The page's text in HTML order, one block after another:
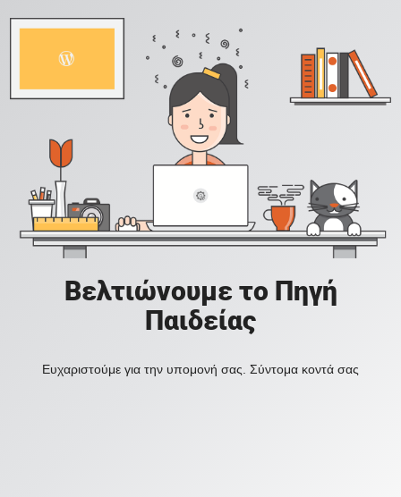
Βελτιώνουμε το Πηγή
Παιδείας
Ευχαριστούμε για την υπομονή σας. Σύντομα κοντά σας